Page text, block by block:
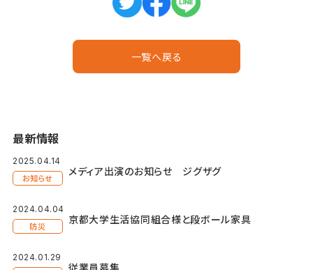
一覧へ戻る
最新情報
2025.04.14
お知らせ メディア出演のお知らせ ジグザグ
2024.04.04
防災 京都大学生活協同組合様と段ボール家具
2024.01.29
従業員募集